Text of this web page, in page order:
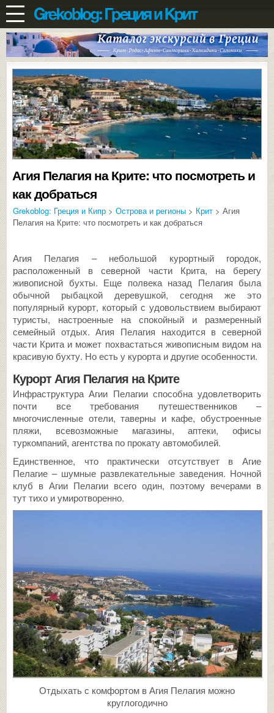
Агия Пелагия на Крите: что посмотреть и
как добраться
Grekoblog: Греция и Кипр > Острова и регионы > Крит > Агия
Пелагия на Крите: что посмотреть и как добраться
Агия Пелагия – небольшой курортный городок,
расположенный в северной части Крита, на берегу
живописной бухты. Еще полвека назад Пелагия была
обычной рыбацкой деревушкой, сегодня же это
популярный курорт, который с удовольствием выбирают
туристы, настроенные на спокойный и размеренный
семейный отдых. Агия Пелагия находится в северной
части Крита и может похвастаться живописным видом на
красивую бухту. Но есть у курорта и другие особенности.
Курорт Агия Пелагия на Крите
Инфраструктура Агии Пелагии способна удовлетворить
почти все требования путешественников –
многочисленные отели, таверны и кафе, обустроенные
пляжи, всевозможные магазины, аптеки, офисы
туркомпаний, агентства по прокату автомобилей.
Единственное, что практически отсутствует в Агие
Пелагие – шумные развлекательные заведения. Ночной
клуб в Агии Пелагии всего один, поэтому вечерами в
тут тихо и умиротворенно.
Отдыхать с комфортом в Агия Пелагия можно
круглогодично